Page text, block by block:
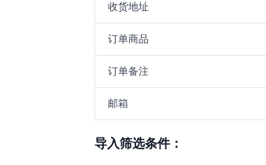
收货地址
订单商品
订单备注
邮箱
导入筛选条件：